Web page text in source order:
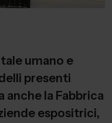
umano e
presenti
anche la Fabbrica
espositrici,